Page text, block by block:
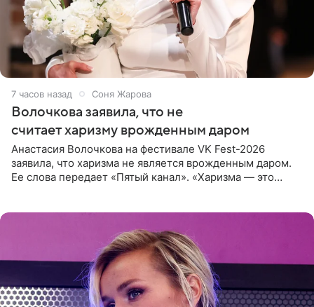
7 часов назад Соня Жарова
Волочкова заявила, что не
считает харизму врожденным даром
Анастасия Волочкова на фестивале VK Fest-2026
заявила, что харизма не является врожденным даром.
Ее слова передает «Пятый канал». «Харизма — это